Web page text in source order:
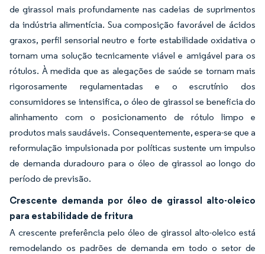
de girassol mais profundamente nas cadeias de suprimentos
da indústria alimentícia. Sua composição favorável de ácidos
graxos, perfil sensorial neutro e forte estabilidade oxidativa o
tornam uma solução tecnicamente viável e amigável para os
rótulos. À medida que as alegações de saúde se tornam mais
rigorosamente regulamentadas e o escrutínio dos
consumidores se intensifica, o óleo de girassol se beneficia do
alinhamento com o posicionamento de rótulo limpo e
produtos mais saudáveis. Consequentemente, espera-se que a
reformulação impulsionada por políticas sustente um impulso
de demanda duradouro para o óleo de girassol ao longo do
período de previsão.
Crescente demanda por óleo de girassol alto-oleico
para estabilidade de fritura
A crescente preferência pelo óleo de girassol alto-oleico está
remodelando os padrões de demanda em todo o setor de